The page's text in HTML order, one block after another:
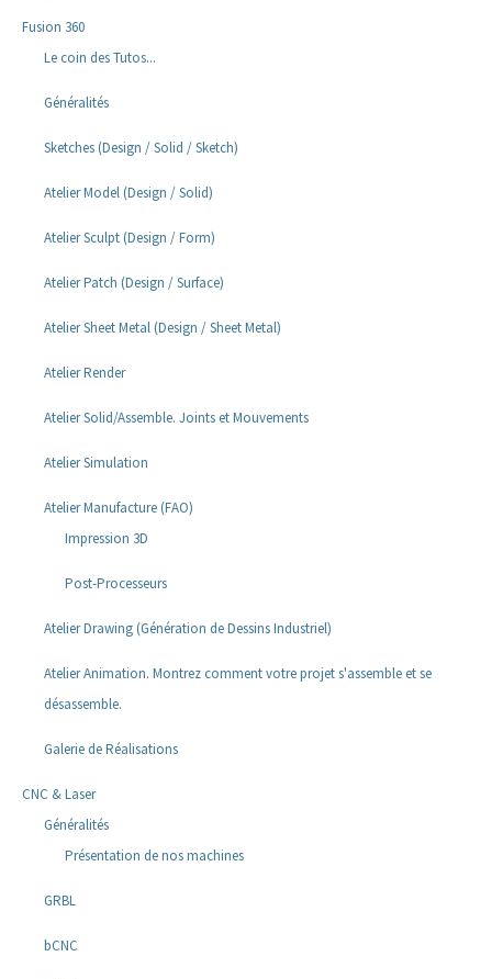
Fusion 360
Le coin des Tutos...
Généralités
Sketches (Design / Solid / Sketch)
Atelier Model (Design / Solid)
Atelier Sculpt (Design / Form)
Atelier Patch (Design / Surface)
Atelier Sheet Metal (Design / Sheet Metal)
Atelier Render
Atelier Solid/Assemble. Joints et Mouvements
Atelier Simulation
Atelier Manufacture (FAO)
Impression 3D
Post-Processeurs
Atelier Drawing (Génération de Dessins Industriel)
Atelier Animation. Montrez comment votre projet s'assemble et se
désassemble.
Galerie de Réalisations
CNC & Laser
Généralités
Présentation de nos machines
GRBL
bCNC